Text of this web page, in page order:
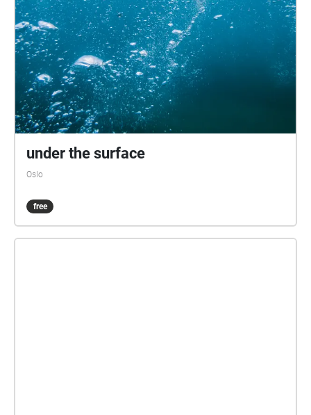
under the surface
Oslo
free